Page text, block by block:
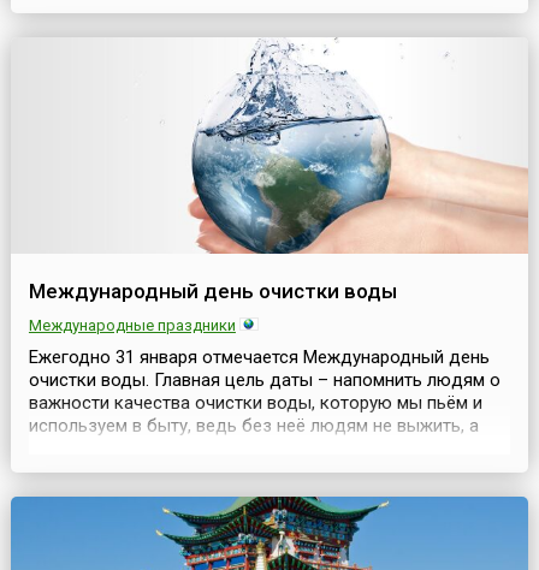
Международный день очистки воды
Международные праздники
Ежегодно 31 января отмечается Международный день
очистки воды. Главная цель даты – напомнить людям о
важности качества очистки воды, которую мы пьём и
используем в быту, ведь без неё людям не выжить, а
работающих в данной сфере. Не секрет, что вода –
главный ресурс планеты Земля, важная составляющая
её экосистемы. От её качества зависит здоров...